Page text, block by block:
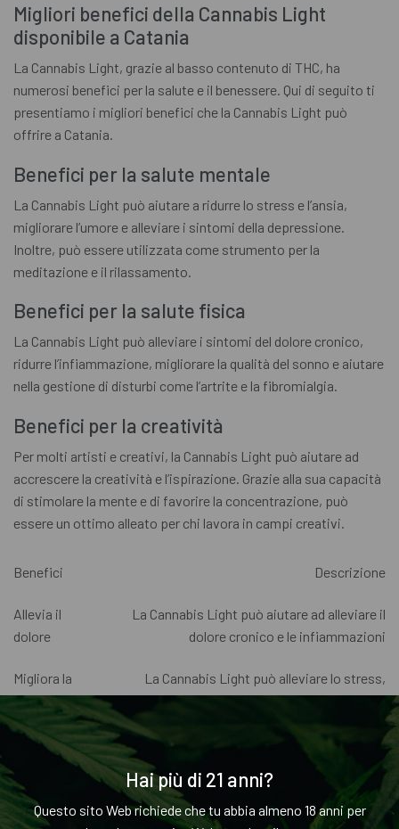
Hai più di 21 anni?
Questo sito Web richiede che tu abbia almeno 18 anni per
Migliori benefici della Cannabis Light
disponibile a Catania
La Cannabis Light, grazie al basso contenuto di THC, ha
numerosi benefici per la salute e il benessere. Qui di seguito ti
presentiamo i migliori benefici che la Cannabis Light può
offrire a Catania.
Benefici per la salute mentale
La Cannabis Light può aiutare a ridurre lo stress e l’ansia,
migliorare l’umore e alleviare i sintomi della depressione.
Inoltre, può essere utilizzata come strumento per la
meditazione e il rilassamento.
Benefici per la salute fisica
La Cannabis Light può alleviare i sintomi del dolore cronico,
ridurre l’infiammazione, migliorare la qualità del sonno e aiutare
nella gestione di disturbi come l’artrite e la fibromialgia.
Benefici per la creatività
Per molti artisti e creativi, la Cannabis Light può aiutare ad
accrescere la creatività e l’ispirazione. Grazie alla sua capacità
di stimolare la mente e di favorire la concentrazione, può
essere un ottimo alleato per chi lavora in campi creativi.
Benefici Descrizione
Allevia il
dolore
La Cannabis Light può aiutare ad alleviare il
dolore cronico e le infiammazioni
Migliora la
salute
mentale
La Cannabis Light può alleviare lo stress,
l’ansia e i sintomi della depressione
Stimola la
creatività
La Cannabis Light può aiutare a stimolare la
mente e l’ispirazione creativa